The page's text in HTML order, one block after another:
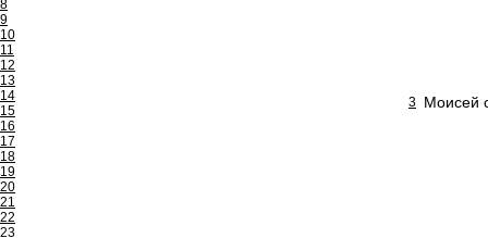
8
9
10
11
12
13
14
15
16
17
18
19
20
21
22
23
3 Моисей